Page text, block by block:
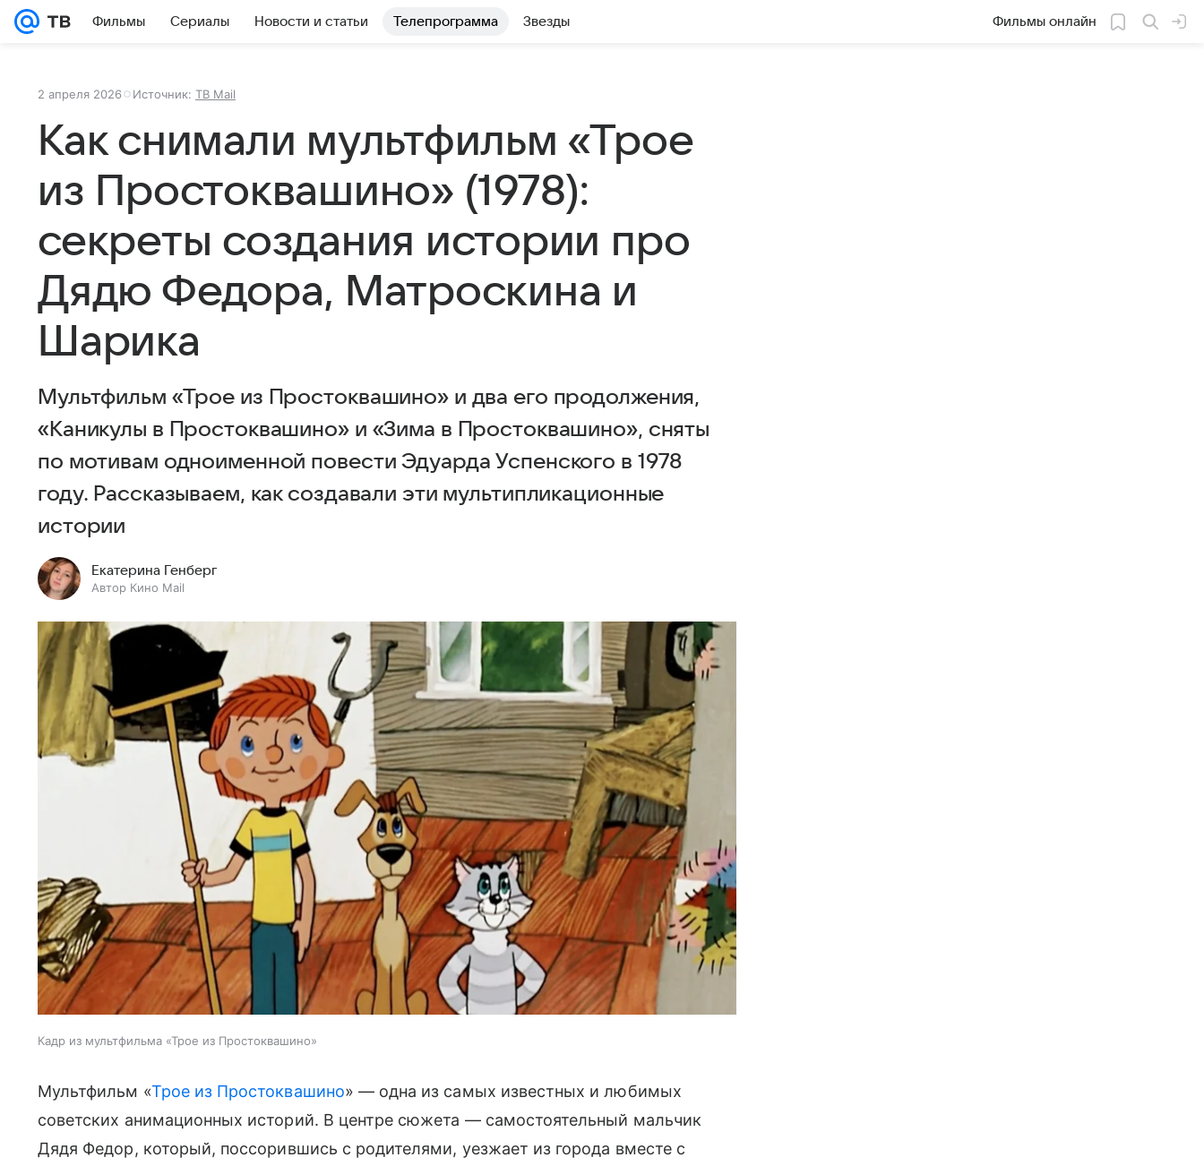
Фильмы Сериалы Новости и статьи Телепрограмма Звезды Фильмы онлайн
2 апреля 2026 Источник: ТВ Mail
Как снимали мультфильм «Трое
из Простоквашино» (1978):
секреты создания истории про
Дядю Федора, Матроскина и
Шарика
Мультфильм «Трое из Простоквашино» и два его продолжения,
«Каникулы в Простоквашино» и «Зима в Простоквашино», сняты
по мотивам одноименной повести Эдуарда Успенского в 1978
году. Рассказываем, как создавали эти мультипликационные
истории
Екатерина Генберг
Автор Кино Mail
Кадр из мультфильма «Трое из Простоквашино»
Мультфильм «Трое из Простоквашино» — одна из самых известных и любимых
советских анимационных историй. В центре сюжета — самостоятельный мальчик
Дядя Федор, который, поссорившись с родителями, уезжает из города вместе с